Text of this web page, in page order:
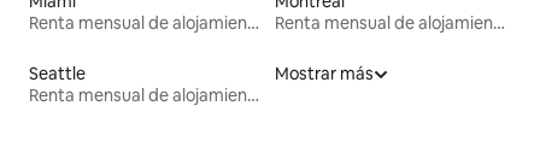
Renta mensual de alojamientos
Renta mensual de alojamientos
Seattle
Renta mensual de alojamientos
Mostrar más